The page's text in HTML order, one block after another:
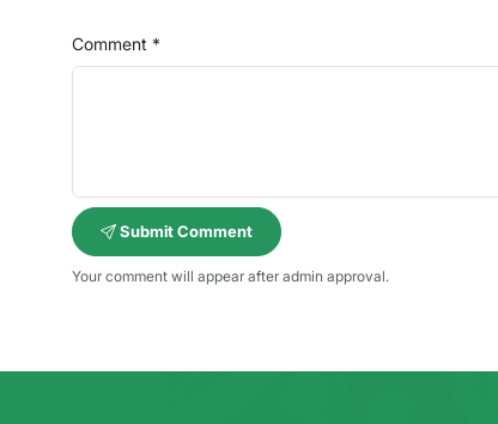
Comment *
Submit Comment
Your comment will appear after admin approval.